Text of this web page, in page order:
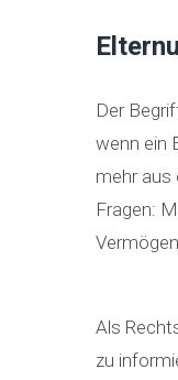
Der
wenn ein
mehr aus
Fragen:
Als
zu